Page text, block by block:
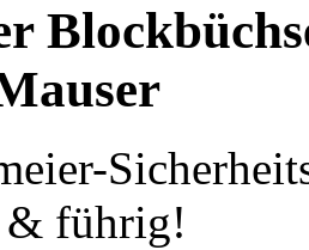
& führig!